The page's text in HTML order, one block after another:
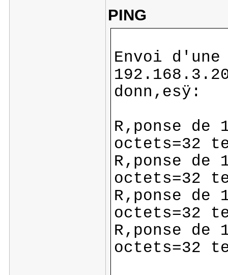
PING
Envoi
donn‚esÿ:
R‚ponse de
octets=32
R‚ponse de
octets=32
R‚ponse de
octets=32
R‚ponse de
octets=32